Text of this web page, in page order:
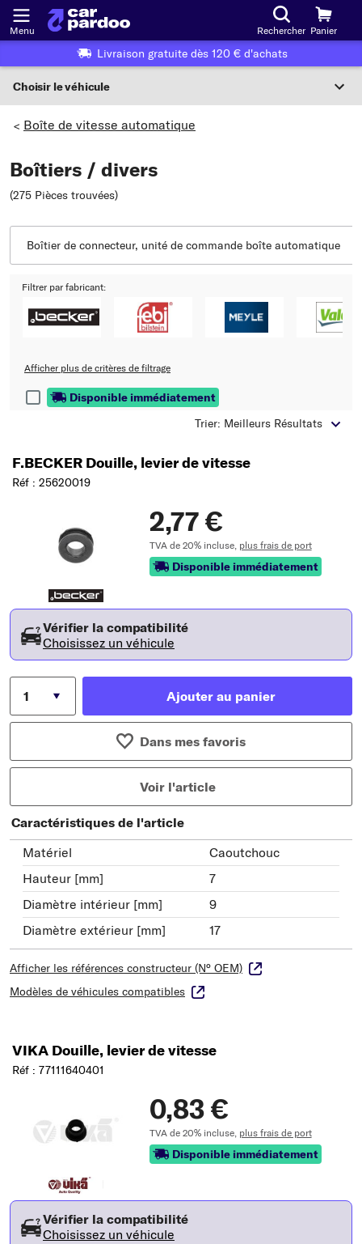
Menu Rechercher Panier
Livraison gratuite dès 120 € d'achats
Choisir le véhicule
Ou choix du véhicule selon les critères suivants :
Choix du modèle
> Boîte de vitesse automatique
Boîtiers / divers
(275 Pièces trouvées)
Boîtier de connecteur, unité de commande boîte automatique
Filtrer par fabricant:
Afficher plus de critères de filtrage
Disponible immédiatement
Trier: Meilleurs Résultats
F.BECKER Douille, levier de vitesse
Réf : 25620019
2,77 €
TVA de 20% incluse, plus frais de port
Disponible immédiatement
Vérifier la compatibilité
Choisissez un véhicule
Ajouter au panier
Dans mes favoris
Voir l'article
Caractéristiques de l'article
Matériel
Caoutchouc
Hauteur [mm]
7
Diamètre intérieur [mm]
9
Diamètre extérieur [mm]
17
Afficher les références constructeur (N° OEM)
Modèles de véhicules compatibles
VIKA Douille, levier de vitesse
Réf : 77111640401
0,83 €
TVA de 20% incluse, plus frais de port
Disponible immédiatement
Vérifier la compatibilité
Choisissez un véhicule